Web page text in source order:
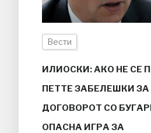
Вести
ИЛИОСКИ: АКО НЕ СЕ
ПЕТТЕ ЗАБЕЛЕШКИ ЗА
ДОГОВОРОТ СО
ОПАСНА ИГРА ЗА